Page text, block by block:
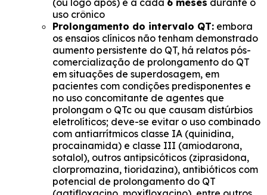
(ou logo após) e a cada 6 meses durante o
uso crônico
Prolongamento do intervalo QT: embora
os ensaios clínicos não tenham demonstrado
aumento persistente do QT, há relatos pós-
comercialização de prolongamento do QT
em situações de superdosagem, em
pacientes com condições predisponentes e
no uso concomitante de agentes que
prolongam o QTc ou que causam distúrbios
eletrolíticos; deve-se evitar o uso combinado
com antiarrítmicos classe IA (quinidina,
procainamida) e classe III (amiodarona,
sotalol), outros antipsicóticos (ziprasidona,
clorpromazina, tioridazina), antibióticos com
potencial de prolongamento do QT